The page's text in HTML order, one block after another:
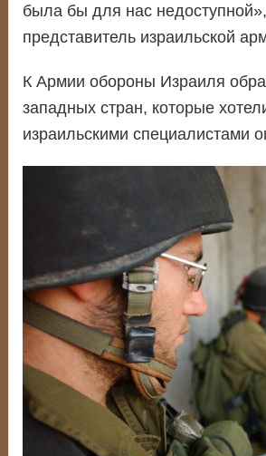
была бы для нас
представитель израильской
К Армии обороны Израиля
западных стран, которые
израильскими специалистами